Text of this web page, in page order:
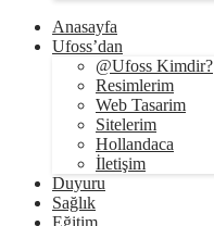
Anasayfa
Ufoss’dan
@Ufoss Kimdir?
Resimlerim
Web Tasarim
Sitelerim
Hollandaca
İletişim
Duyuru
Sağlık
Eğitim